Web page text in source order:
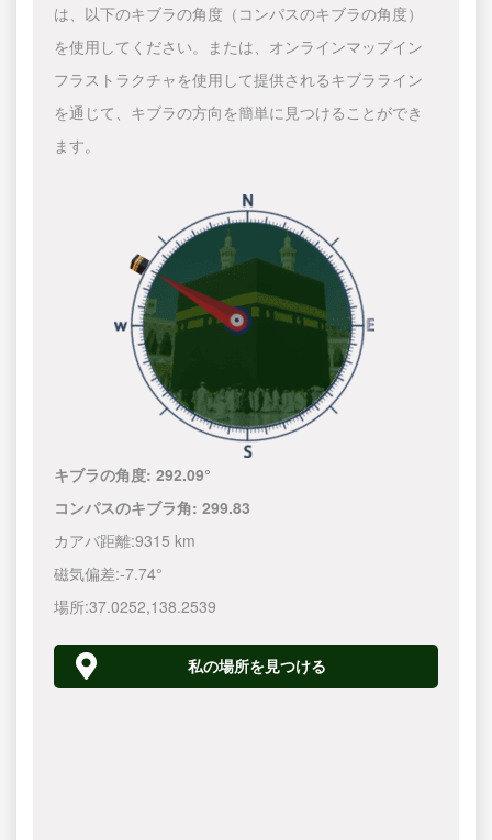
は、以下のキブラの角度（コンパスのキブラの角度）
を使用してください。または、オンラインマップイン
フラストラクチャを使用して提供されるキブラライン
を通じて、キブラの方向を簡単に見つけることができ
ます。
キブラの角度:292.09°
コンパスのキブラ角:299.83
カアバ距離:9315 km
磁気偏差:-7.74°
場所:37.0252,138.2540
私の場所を見つける